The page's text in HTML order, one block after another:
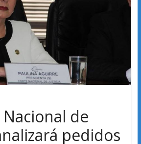
de
pedidos